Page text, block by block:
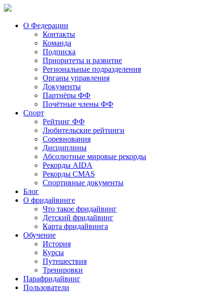
О Федерации
Контакты
Команда
Подписка
Приоритеты и развитие
Региональные подразделения
Органы управления
Документы
Партнёры ФФ
Почётные члены ФФ
Спорт
Рейтинг ФФ
Любительские рейтинги
Соревнования
Дисциплины
Абсолютные мировые рекорды
Рекорды AIDA
Рекорды CMAS
Спортивные документы
Блог
О фридайвинге
Что такое фридайвинг
Детский фридайвинг
Карта фридайвинга
Обучение
История
Курсы
Путешествия
Тренировки
Парафридайвинг
Пользователи